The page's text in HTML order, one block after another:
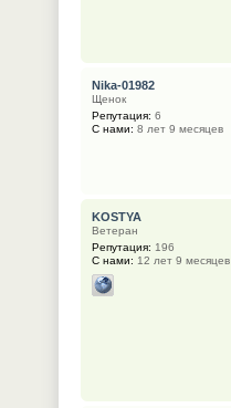
Nika-01982
Щенок
Репутация: 6
С нами: 8 лет 9 месяцев
KOSTYA
Ветеран
Репутация: 196
С нами: 12 лет 9 месяцев